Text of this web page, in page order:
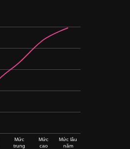
Mức
trung
Mức
cao
Mức lâu
năm